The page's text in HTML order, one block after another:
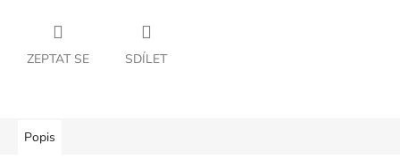
ZEPTAT SE SDÍLET
Popis